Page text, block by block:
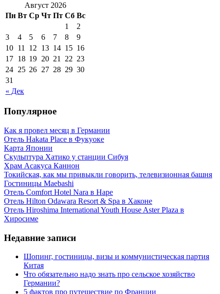
Август 2026
Пн Вт Ср Чт Пт Сб Вс
« Дек
1
2
3
4 5 6 7 8
9
10 11 12 13 14 15 16
17 18 19 20 21 22 23
24 25 26 27 28 29 30
31
Популярное
Как я провел месяц в Германии
Отель Hakata Place в Фукуоке
Карта Японии
Скульптура Хатико у станции Сибуя
Храм Асакуса Каннон
Токийская, как мы привыкли говорить, телевизионная башня
Гостиницы Maebashi
Отель Comfort Hotel Nara в Наре
Отель Hilton Odawara Resort & Spa в Хаконе
Отель Hiroshima International Youth House Aster Plaza в
Хиросиме
Недавние записи
Шопинг, гостиницы, визы и коммунистическая партия
Китая
Что обязательно надо знать про сельское хозяйство
Германии?
5 фактов про путешествие по Франции